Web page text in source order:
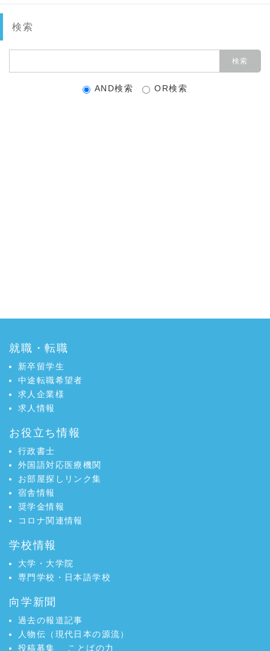
検索
AND検索 OR検索
就職・転職
新卒留学生
中途転職希望者
求人企業様
求人情報
お役立ち情報
行政書士
外国語対応医療機関
お部屋探しリンク集
宿舎情報
奨学金情報
コロナ関連情報
学校情報
大学・大学院
専門学校・日本語学校
向学新聞
過去の報道記事
人物伝（現代日本の源流）
投稿募集
ことばの力